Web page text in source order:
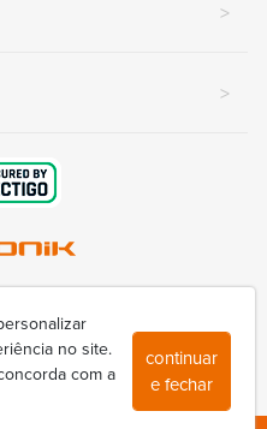
>
>
9800
8h00 às 17h50
no site.
com a
continuar
e fechar